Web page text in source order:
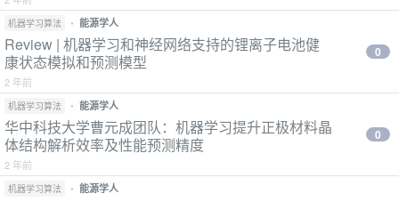
机器学习算法 • 能源学人
Review | 机器学习和神经网络支持的锂离子电池健
康状态模拟和预测模型
2 年前
0
机器学习算法 • 能源学人
华中科技大学曹元成团队：机器学习提升正极材料晶
体结构解析效率及性能预测精度
2 年前
0
机器学习算法 • 能源学人